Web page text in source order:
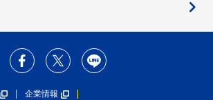
企業情報